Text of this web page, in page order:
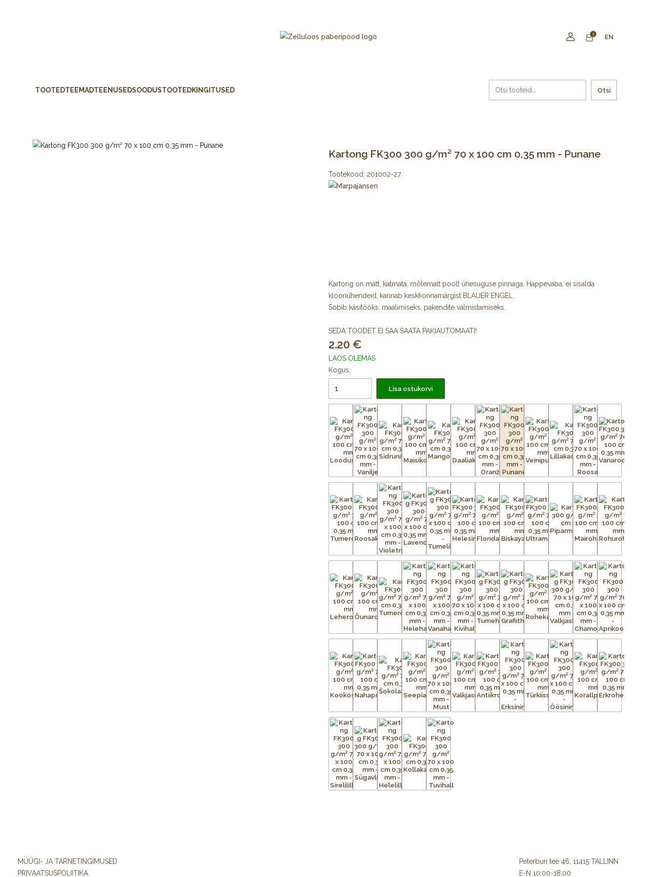
0 EN
TOOTEDTEEMADTEENUSEDSOODUSTOOTEDKINGITUSED Otsi
Kartong FK300 300 g/m² 70 x 100 cm 0,35 mm - Punane
Tootekood: 201002-27
Kartong on matt, katmata, mõlemalt poolt ühesuguse pinnaga. Happevaba, ei sisalda
klooriühendeid, kannab keskkonnamärgist BLAUER ENGEL.
Sobib käsitööks, maalimiseks, pakendite valmistamiseks.
SEDA TOODET EI SAA SAATA PAKIAUTOMAATI!
2.20
LAOS OLEMAS
Kogus:
Lisa ostukorvi
MÜÜGI- JA TARNETINGIMUSED
PRIVAATSUSPOLIITIKA
Peterburi tee 46, 11415 TALLINN
E-N 10:00-18:00